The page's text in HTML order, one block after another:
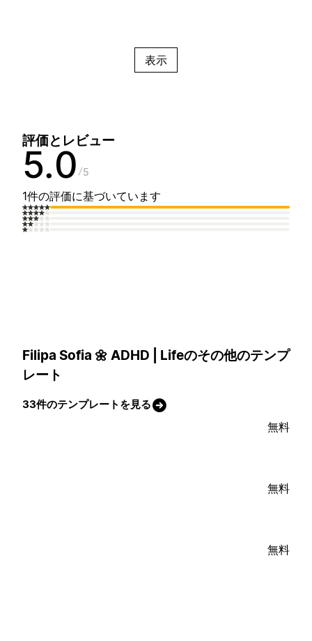
表示
評価とレビュー
5.0 5
1件の評価に基づいています
Filipa Sofia 🌼 ADHD | Lifeのその他のテンプ
レート
33件のテンプレートを見る
無料
無料
無料